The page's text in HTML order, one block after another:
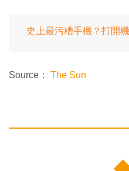
史上最污糟手機？打開
Source： The Sun